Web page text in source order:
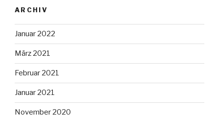
ARCHIV
Januar 2022
März 2021
Februar 2021
Januar 2021
November 2020